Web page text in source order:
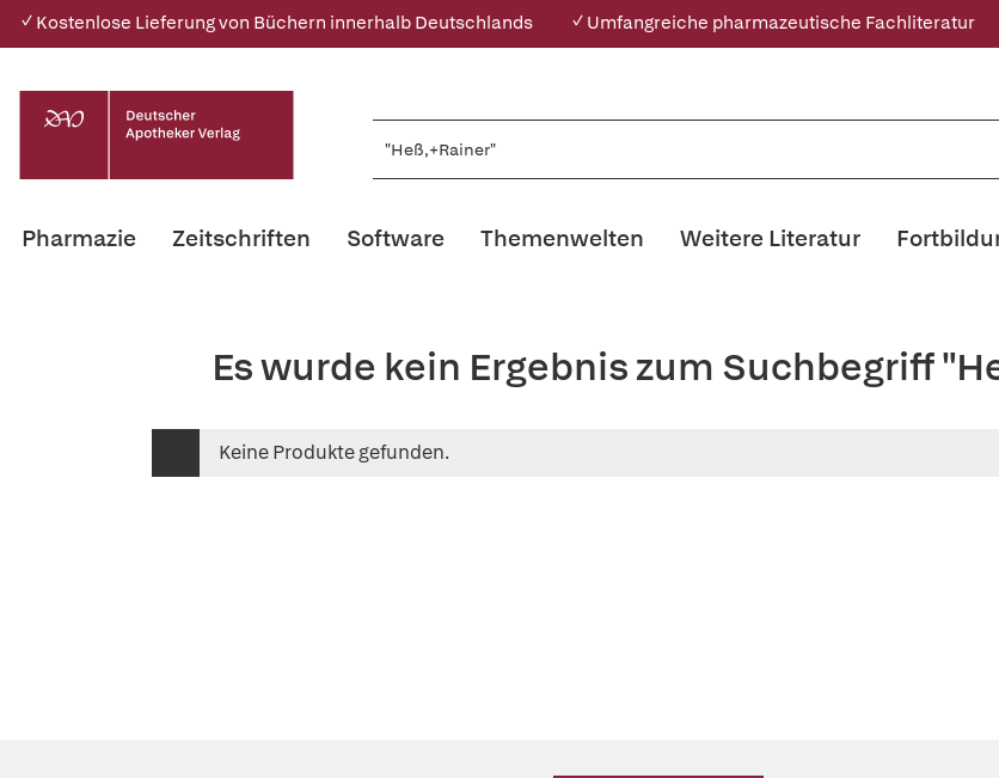
✓ Kostenlose Lieferung von Büchern innerhalb Deutschlands ✓ Umfangreiche pharmazeutische Fachliteratur
Pharmazie Zeitschriften Software Themenwelten Weitere Literatur
Es wurde kein Ergebnis zum Suchbegriff
Keine Produkte gefunden.